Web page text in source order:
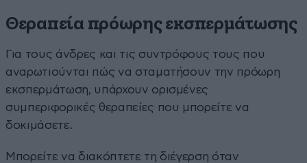
Θεραπεία πρόωρης εκσπερμάτωσης
Για τους άνδρες και τις συντρόφους τους που
αναρωτιούνται πώς να σταματήσουν την πρόωρη
εκσπερμάτωση, υπάρχουν ορισμένες
συμπεριφορικές θεραπείες που μπορείτε να
δοκιμάσετε.
Μπορείτε να διακόπτετε τη διέγερση όταν